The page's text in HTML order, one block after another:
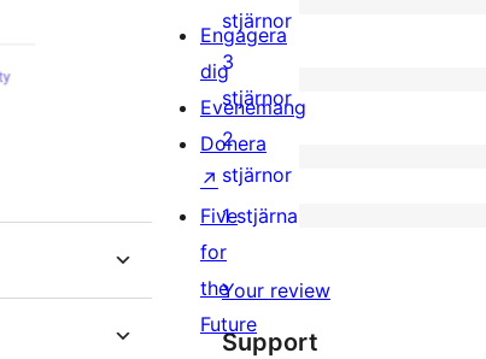
stjärniga
recensioner
0
4-
stjärniga
recensioner
stjärnor
0
3-
stjärniga
recensioner
3
stjärnor
0
2-
stjärniga
recensioner
2
stjärnor
0
1-
stjärniga
recensioner
1 stjärna
Your review
Support
Engagera
dig
Evenemang
Donera
↗
Five
for
the
Future